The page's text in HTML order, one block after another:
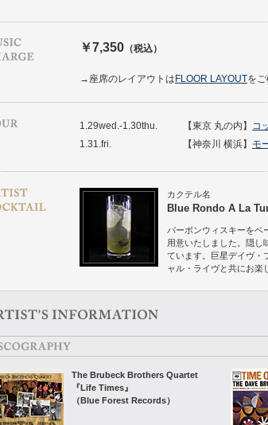
￥7,350 （税込）
→座席のレイアウトは FLOOR LAYOUTを
1.29wed.-1.30thu. 【東京 丸の内】 コ
1.31.fri.
【神奈川 横浜】 モ
カクテル名
Blue Rondo A La
バーボンウィスキーをベ
用意いたしました。隠し
ています。巨星デイヴ・
ャル・ライヴと共にお楽
The Brubeck Brothers Quartet
『Life Times』
（Blue Forest Records）